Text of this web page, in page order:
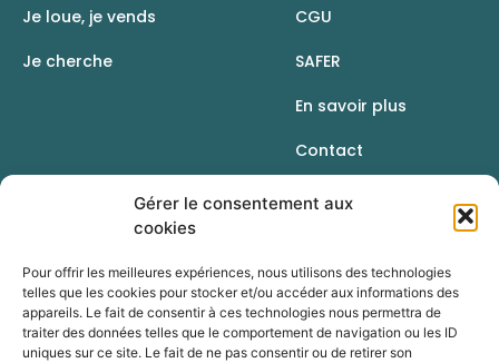
Gérer le consentement aux
cookies
Pour offrir les meilleures expériences, nous utilisons des technologies
telles que les cookies pour stocker et/ou accéder aux informations des
appareils. Le fait de consentir à ces technologies nous permettra de
traiter des données telles que le comportement de navigation ou les ID
uniques sur ce site. Le fait de ne pas consentir ou de retirer son
Je loue, je vends
Je cherche
CGU
SAFER
En savoir plus
Contact